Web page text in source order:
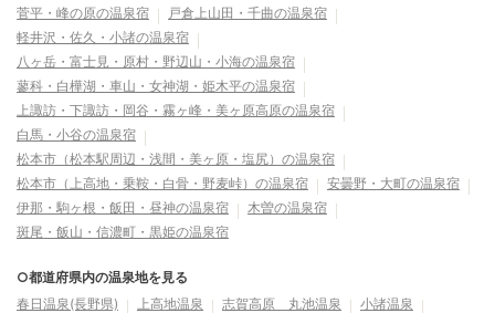
菅平・峰の原の温泉宿
戸倉上山田・千曲の温泉宿
軽井沢・佐久・小諸の温泉宿
八ヶ岳・富士見・原村・野辺山・小海の温泉宿
蓼科・白樺湖・車山・女神湖・姫木平の温泉宿
上諏訪・下諏訪・岡谷・霧ヶ峰・美ヶ原高原の温泉宿
白馬・小谷の温泉宿
松本市（松本駅周辺・浅間・美ヶ原・塩尻）の温泉宿
松本市（上高地・乗鞍・白骨・野麦峠）の温泉宿
安曇野・大町の温泉宿
伊那・駒ヶ根・飯田・昼神の温泉宿
木曽の温泉宿
斑尾・飯山・信濃町・黒姫の温泉宿
○都道府県内の温泉地を見る
春日温泉(長野県)
上高地温泉 志賀高原 丸池温泉
小諸温泉